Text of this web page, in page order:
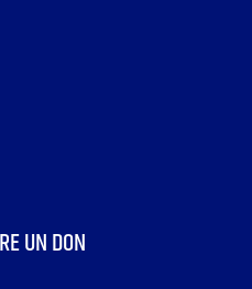
UN DON